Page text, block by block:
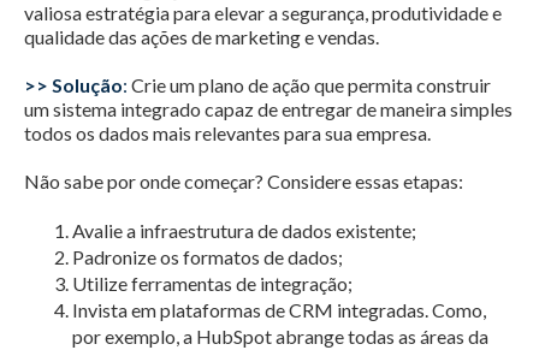
valiosa estratégia para elevar a segurança, produtividade e
qualidade das ações de marketing e vendas.
>> Solução: Crie um plano de ação que permita construir
um sistema integrado capaz de entregar de maneira simples
todos os dados mais relevantes para sua empresa.
Não sabe por onde começar? Considere essas etapas:
Avalie a infraestrutura de dados existente;
Padronize os formatos de dados;
Utilize ferramentas de integração;
Invista em plataformas de CRM integradas. Como,
por exemplo, a HubSpot abrange todas as áreas da